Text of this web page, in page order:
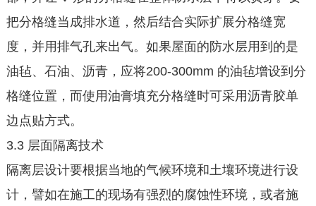
把分格缝当成排水道，然后结合实际扩展分格缝宽
度，并用排气孔来出气。如果屋面的防水层用到的是
油毡、石油、沥青，应将200-300mm 的油毡增设到分
格缝位置，而使用油膏填充分格缝时可采用沥青胶单
边点贴方式。
3.3 层面隔离技术
隔离层设计要根据当地的气候环境和土壤环境进行设
计，譬如在施工的现场有强烈的腐蚀性环境，或者施